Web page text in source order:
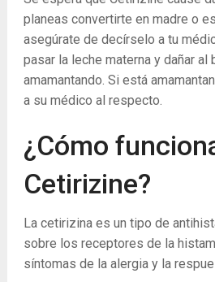
planeas convertirte en madre o
asegúrate de decírselo a tu
pasar la leche materna y dañar al
amamantando. Si está
a su médico al respecto.
¿Cómo
Cetirizine?
La cetirizina es un tipo de
sobre los receptores de la
síntomas de la alergia y la